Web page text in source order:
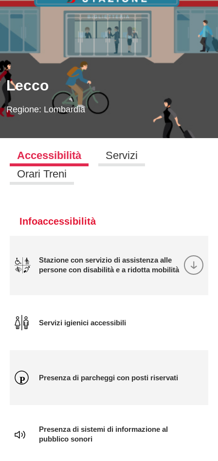
Lecco
Regione: Lombardia
Accessibilità
Servizi
Orari Treni
Infoaccessibilità
Stazione con servizio di assistenza alle
persone con disabilità e a ridotta mobilità
Servizi igienici accessibili
Presenza di parcheggi con posti riservati
Presenza di sistemi di informazione al
pubblico sonori